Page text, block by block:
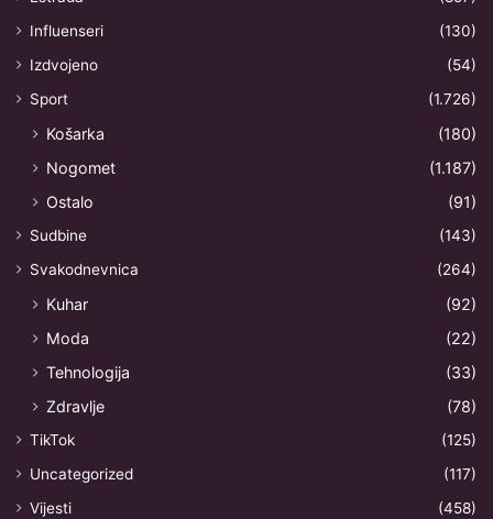
Influenseri
(130)
Izdvojeno
(54)
Sport
(1.726)
Košarka
(180)
Nogomet
(1.187)
Ostalo
(91)
Sudbine
(143)
Svakodnevnica
(264)
Kuhar
(92)
Moda
(22)
Tehnologija
(33)
Zdravlje
(78)
TikTok
(125)
Uncategorized
(117)
Vijesti
(458)